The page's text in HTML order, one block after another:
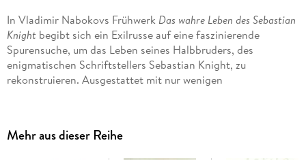
In Vladimir Nabokovs Frühwerk Das wahre Leben des Sebastian
Knightbegibt sich ein Exilrusse auf eine faszinierende
Spurensuche, um das Leben seines Halbbruders, des
enigmatischen Schriftstellers Sebastian Knight, zu
rekonstruieren. Ausgestattet mit nur wenigen
Mehr aus dieser Reihe